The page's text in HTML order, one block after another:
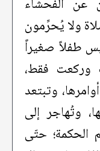
عن الفحشاء
ولا يُحرِّمون
طفلاً صغيراً
وركعت فقط،
وتبتعد
وتُهاجر إلى
الحكمة؛ حتّى